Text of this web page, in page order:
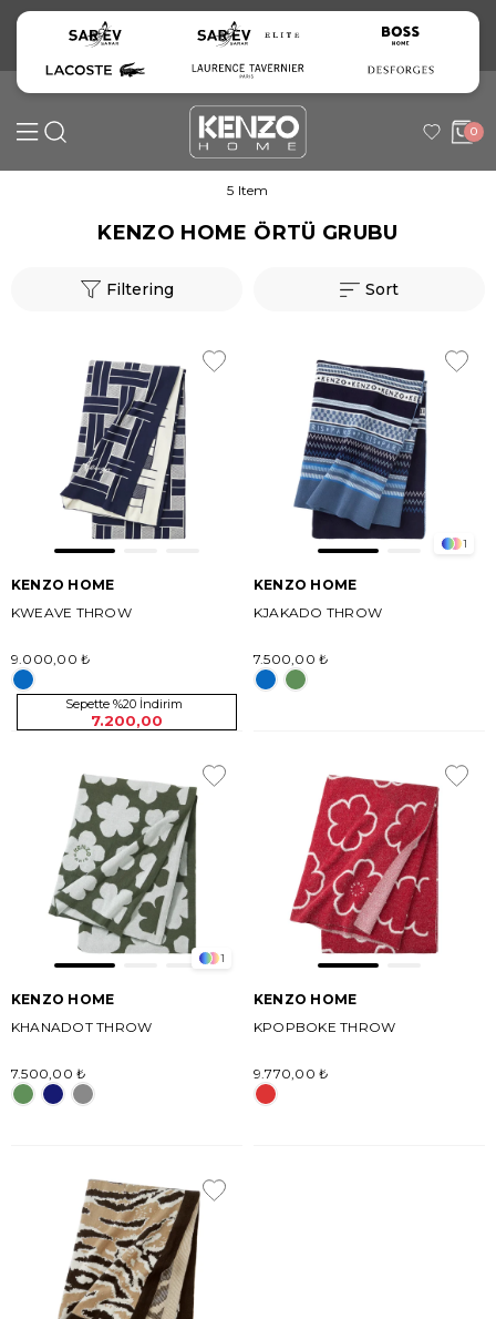
0
5 Item
KENZO HOME ÖRTÜ GRUBU
Filtering Sort
KENZO HOME
KWEAVE THROW
9.000,00 ₺
Sepette %20 İndirim
7.200,00
1
KENZO HOME
KJAKADO THROW
7.500,00 ₺
1
KENZO HOME
KHANADOT THROW
7.500,00 ₺
KENZO HOME
KPOPBOKE THROW
9.770,00 ₺